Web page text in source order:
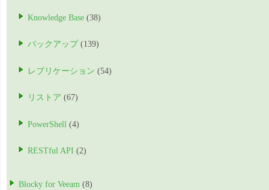
Knowledge Base (38)
バックアップ (139)
レプリケーション (54)
リストア (67)
PowerShell (4)
RESTful API (2)
Blocky for Veeam (8)